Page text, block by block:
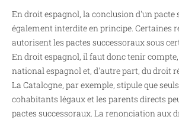
En droit espagnol, la conclusion d'un pacte
également interdite en principe. Certaines
autorisent les pactes successoraux sous
En droit espagnol, il faut donc tenir
national espagnol et, d'autre part, du droit
La Catalogne, par exemple, stipule que
cohabitants légaux et les parents directs
pactes successoraux. La renonciation aux